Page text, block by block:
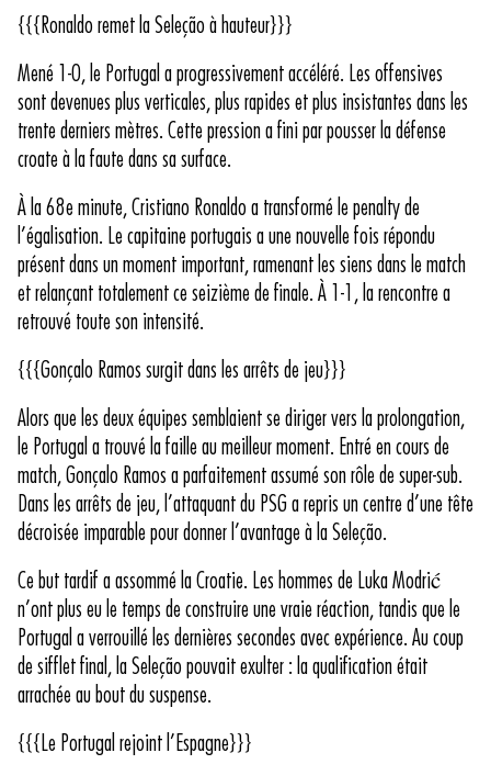
{{{Ronaldo remet la Seleção à hauteur}}}
Mené 1-0, le Portugal a progressivement accéléré. Les offensives
sont devenues plus verticales, plus rapides et plus insistantes dans les
trente derniers mètres. Cette pression a fini par pousser la défense
croate à la faute dans sa surface.
À la 68e minute, Cristiano Ronaldo a transformé le penalty de
l’égalisation. Le capitaine portugais a une nouvelle fois répondu
présent dans un moment important, ramenant les siens dans le match
et relançant totalement ce seizième de finale. À 1-1, la rencontre a
retrouvé toute son intensité.
{{{Gonçalo Ramos surgit dans les arrêts de jeu}}}
Alors que les deux équipes semblaient se diriger vers la prolongation,
le Portugal a trouvé la faille au meilleur moment. Entré en cours de
match, Gonçalo Ramos a parfaitement assumé son rôle de super-sub.
Dans les arrêts de jeu, l’attaquant du PSG a repris un centre d’une tête
décroisée imparable pour donner l’avantage à la Seleção.
Ce but tardif a assommé la Croatie. Les hommes de Luka Modrić
n’ont plus eu le temps de construire une vraie réaction, tandis que le
Portugal a verrouillé les dernières secondes avec expérience. Au coup
de sifflet final, la Seleção pouvait exulter : la qualification était
arrachée au bout du suspense.
{{{Le Portugal rejoint l’Espagne}}}